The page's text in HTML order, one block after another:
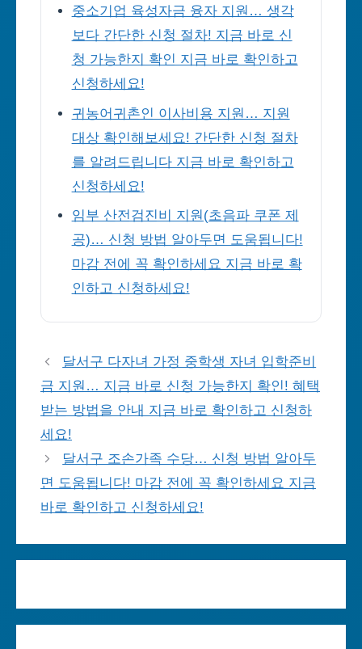
중소기업 육성자금 융자 지원… 생각
보다 간단한 신청 절차! 지금 바로 신
청 가능한지 확인 지금 바로 확인하고
신청하세요!
귀농어귀촌인 이사비용 지원… 지원
대상 확인해보세요! 간단한 신청 절차
를 알려드립니다 지금 바로 확인하고
신청하세요!
임부 산전검진비 지원(초음파 쿠폰 제
공)… 신청 방법 알아두면 도움됩니다!
마감 전에 꼭 확인하세요 지금 바로 확
인하고 신청하세요!
달서구 다자녀 가정 중학생 자녀 입학준비
금 지원… 지금 바로 신청 가능한지 확인! 혜택
받는 방법을 안내 지금 바로 확인하고 신청하
세요!
달서구 조손가족 수당… 신청 방법 알아두
면 도움됩니다! 마감 전에 꼭 확인하세요 지금
바로 확인하고 신청하세요!